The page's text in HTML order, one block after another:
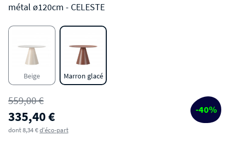
CELESTE
Table à manger 4 personnes ronde en verre
trempé et métal ø120cm
Beige Marron glacé
559,00 €
335,40 € -40%
dont 8,34 €d'éco-part